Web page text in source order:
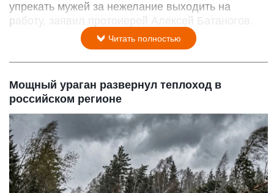
упрекать мужей за нежелание выходить на
работу, заявил протоиерей Алексей Батаногов.
Читать полностью
Мощный ураган развернул теплоход в
российском регионе